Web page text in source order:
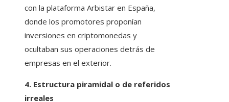
con la plataforma Arbistar en España,
donde los promotores proponían
inversiones en criptomonedas y
ocultaban sus operaciones detrás de
empresas en el exterior.
4. Estructura piramidal o de referidos
irreales